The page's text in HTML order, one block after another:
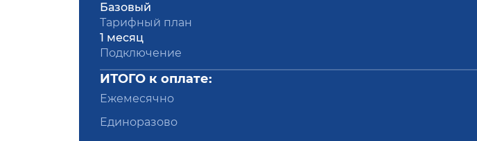
Базовый
Тарифный план
1 месяц
Подключение
ИТОГО к оплате:
Ежемесячно
Единоразово